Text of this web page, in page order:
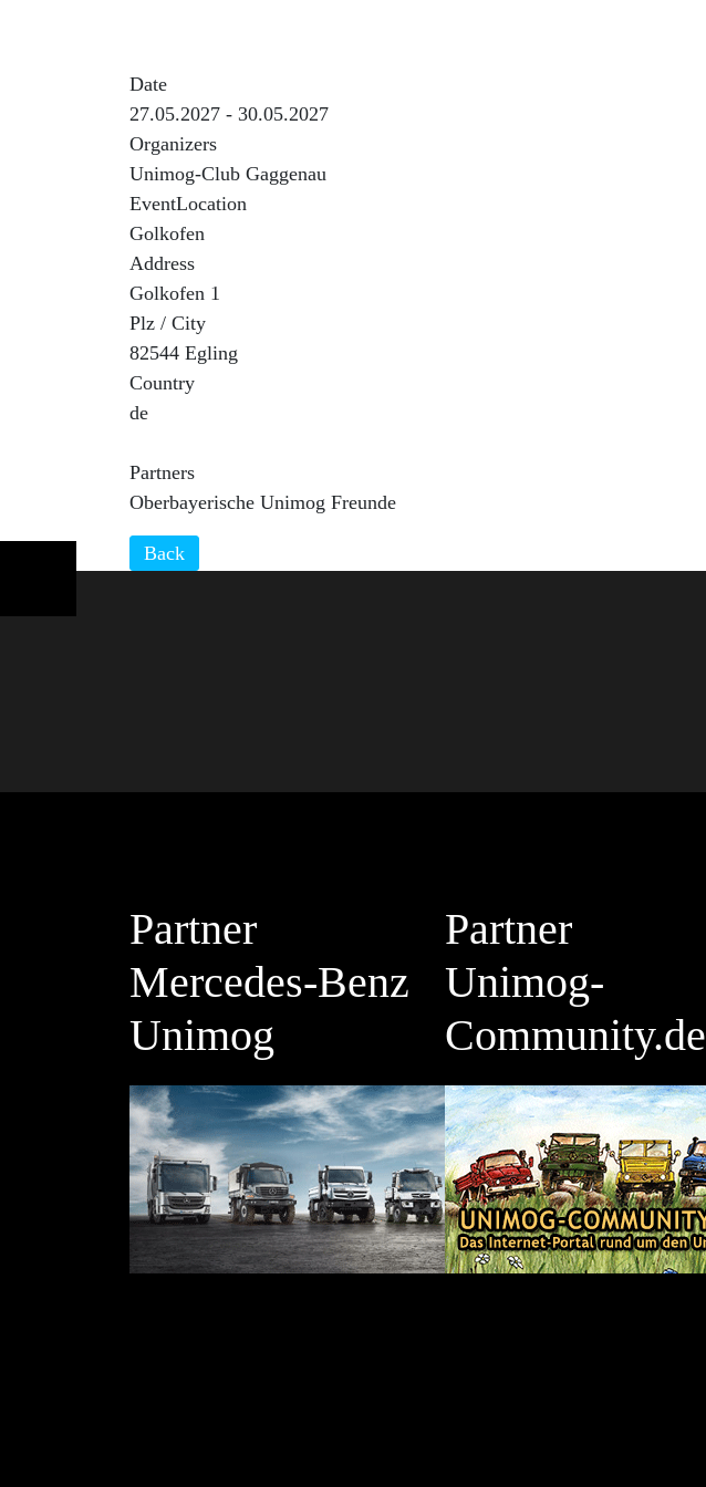
Date
27.05.2027 - 30.05.2027
Organizers
Unimog-Club Gaggenau
EventLocation
Golkofen
Address
Golkofen 1
Plz / City
82544 Egling
Country
de
Partners
Oberbayerische Unimog Freunde
Back
Partner
Mercedes-Benz
Unimog
Partner
Unimog-
Community.de